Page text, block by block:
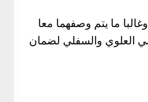
ما يتم وصفهما معا
العلوي والسفلي لضمان